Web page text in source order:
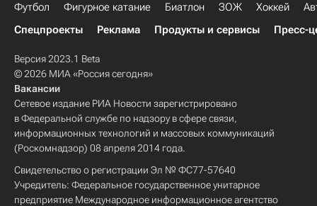
Футбол Фигурное катание Биатлон ЗОЖ Хоккей
Спецпроекты
Реклама Продукты и сервисы Пресс-
Версия 2023.1 Beta
© 2026 МИА «Россия сегодня»
Вакансии
Сетевое издание РИА Новости зарегистрировано
в Федеральной службе по надзору в сфере связи,
информационных технологий и массовых коммуникаций
(Роскомнадзор) 08 апреля 2014 года.
Свидетельство о регистрации Эл № ФС77-57640
Учредитель: Федеральное государственное унитарное
предприятие Международное информационное агентство